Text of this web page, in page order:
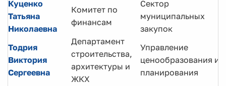
Куценко
Татьяна
Николаевна
Комитет по
финансам
Сектор
муниципальных
закупок
Тодрия
Виктория
Сергеевна
Департамент
строительства,
архитектуры и
ЖКХ
Управление
ценообразования и
планирования